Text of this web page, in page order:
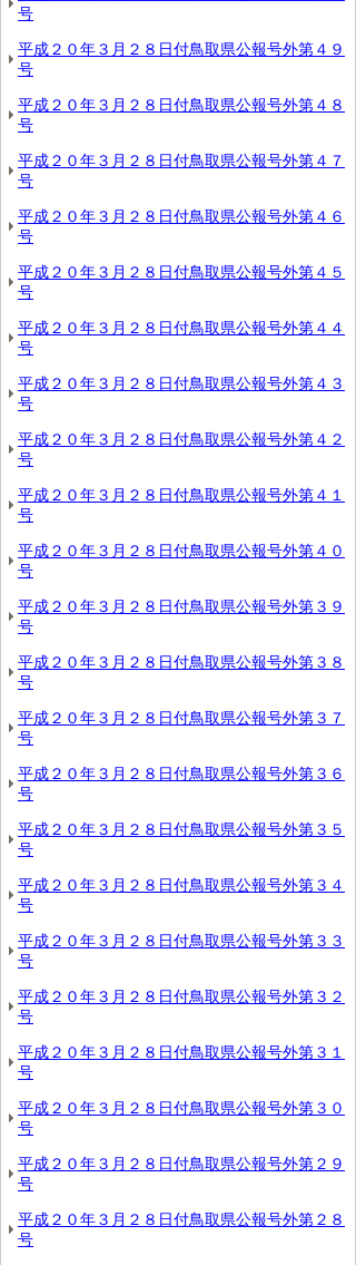
号
平成２０年３月２８日付鳥取県公報号外第４９
号
平成２０年３月２８日付鳥取県公報号外第４８
号
平成２０年３月２８日付鳥取県公報号外第４７
号
平成２０年３月２８日付鳥取県公報号外第４６
号
平成２０年３月２８日付鳥取県公報号外第４５
号
平成２０年３月２８日付鳥取県公報号外第４４
号
平成２０年３月２８日付鳥取県公報号外第４３
号
平成２０年３月２８日付鳥取県公報号外第４２
号
平成２０年３月２８日付鳥取県公報号外第４１
号
平成２０年３月２８日付鳥取県公報号外第４０
号
平成２０年３月２８日付鳥取県公報号外第３９
号
平成２０年３月２８日付鳥取県公報号外第３８
号
平成２０年３月２８日付鳥取県公報号外第３７
号
平成２０年３月２８日付鳥取県公報号外第３６
号
平成２０年３月２８日付鳥取県公報号外第３５
号
平成２０年３月２８日付鳥取県公報号外第３４
号
平成２０年３月２８日付鳥取県公報号外第３３
号
平成２０年３月２８日付鳥取県公報号外第３２
号
平成２０年３月２８日付鳥取県公報号外第３１
号
平成２０年３月２８日付鳥取県公報号外第３０
号
平成２０年３月２８日付鳥取県公報号外第２９
号
平成２０年３月２８日付鳥取県公報号外第２８
号